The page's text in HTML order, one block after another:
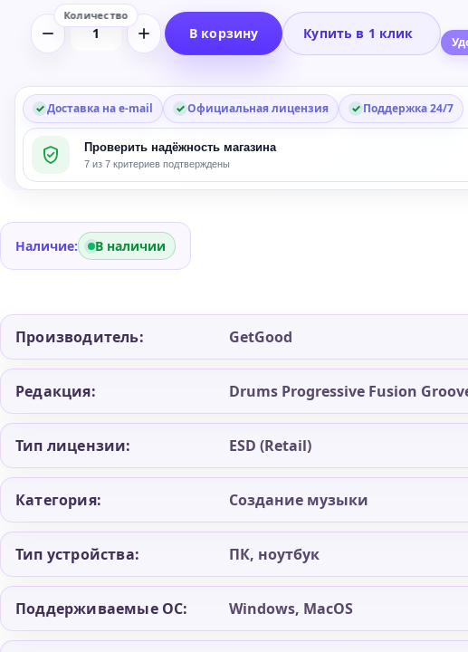
Количество
GetGood
Drums
Progressive
Fusion
Grooves
by
Richie
Martinez
MIDI
В корзину Купить в 1 клик
Доставка на e-mail Официальная лицензия Поддержка 24/7
Проверить надёжность магазина
7 из 7 критериев подтверждены
Наличие: В наличии
Производитель: GetGood
Редакция: Drums Progressive Fusion
Тип лицензии: ESD (Retail)
Категория: Создание музыки
Тип устройства: ПК, ноутбук
Поддерживаемые ОС: Windows, MacOS